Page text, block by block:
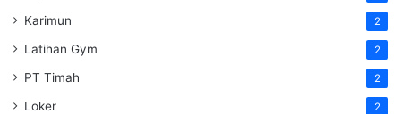
Karimun 2
Latihan Gym 2
PT Timah 2
Loker 2